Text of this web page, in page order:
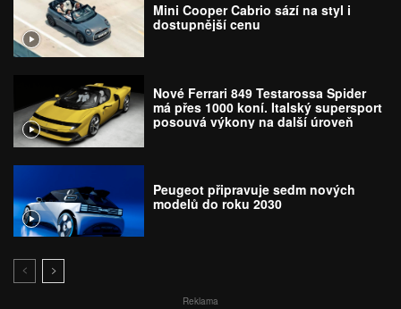
Mini Cooper Cabrio sází na styl i
dostupnější cenu
Nové Ferrari 849 Testarossa Spider
má přes 1000 koní. Italský supersport
posouvá výkony na další úroveň
Peugeot připravuje sedm nových
modelů do roku 2030
Reklama